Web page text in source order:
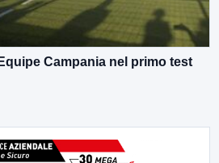
Campania nel primo test